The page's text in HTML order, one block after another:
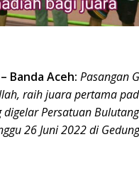
– Banda Aceh: Pasangan
raih juara pertama
digelar Persatuan
26 Juni 2022 di